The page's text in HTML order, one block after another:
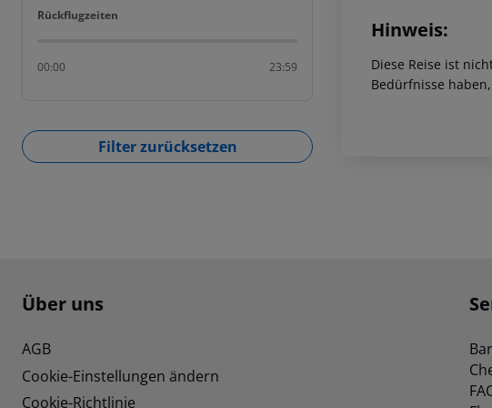
Rückflugzeiten
Rückflugzeiten
00:00 23:59
Filter zurücksetzen
Hinweis:
Diese Reise ist
Bedürfnisse
Footer navigation
Über uns
AGB
Cookie-Einstellungen ändern
Cookie-Richtlinie